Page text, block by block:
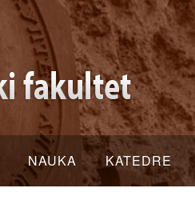
NAUKA KATEDRE